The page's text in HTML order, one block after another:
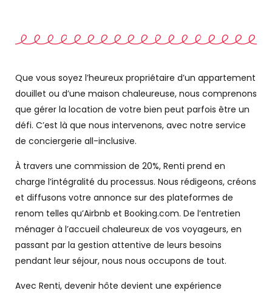
Que vous soyez l’heureux propriétaire d’un appartement
douillet ou d’une maison chaleureuse, nous comprenons
que gérer la location de votre bien peut parfois être un
défi. C’est là que nous intervenons, avec notre service
de conciergerie all-inclusive.
À travers une commission de 20%, Renti prend en
charge l’intégralité du processus. Nous rédigeons, créons
et diffusons votre annonce sur des plateformes de
renom telles qu’Airbnb et Booking.com. De l’entretien
ménager à l’accueil chaleureux de vos voyageurs, en
passant par la gestion attentive de leurs besoins
pendant leur séjour, nous nous occupons de tout.
Avec Renti, devenir hôte devient une expérience